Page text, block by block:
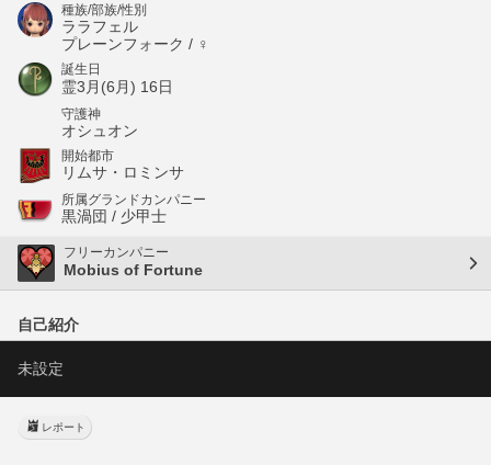
種族/部族/性別
ララフェル
プレーンフォーク / ♀
誕生日
霊3月(6月) 16日
守護神
オシュオン
開始都市
リムサ・ロミンサ
所属グランドカンパニー
黒渦団 / 少甲士
フリーカンパニー
Mobius of Fortune
自己紹介
未設定
レポート